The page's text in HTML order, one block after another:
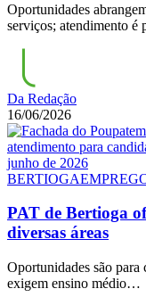
Oportunidades
serviços; atendimento é
Da Redação
16/06/2026
BERTIOGA
PAT de Bertioga
diversas áreas
Oportunidades são para
exigem ensino médio…